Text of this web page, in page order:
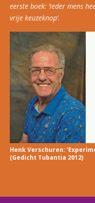
eerste boek: ‘ieder mens
vrije keuzeknop’.
Henk Verschuren:
(Gedicht Tubantia 2012)